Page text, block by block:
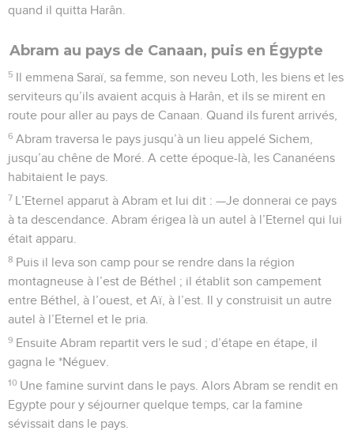
quand il quitta Harân.
Abram au pays de Canaan, puis en Égypte
5 Il emmena Saraï, sa femme, son neveu Loth, les biens et les
serviteurs qu’ils avaient acquis à Harân, et ils se mirent en
route pour aller au pays de Canaan. Quand ils furent arrivés,
6 Abram traversa le pays jusqu’à un lieu appelé Sichem,
jusqu’au chêne de Moré. A cette époque-là, les Cananéens
habitaient le pays.
7 L’Eternel apparut à Abram et lui dit : —Je donnerai ce pays
à ta descendance. Abram érigea là un autel à l’Eternel qui lui
était apparu.
8 Puis il leva son camp pour se rendre dans la région
montagneuse à l’est de Béthel ; il établit son campement
entre Béthel, à l’ouest, et Aï, à l’est. Il y construisit un autre
autel à l’Eternel et le pria.
9 Ensuite Abram repartit vers le sud ; d’étape en étape, il
gagna le *Néguev.
10 Une famine survint dans le pays. Alors Abram se rendit en
Egypte pour y séjourner quelque temps, car la famine
sévissait dans le pays.